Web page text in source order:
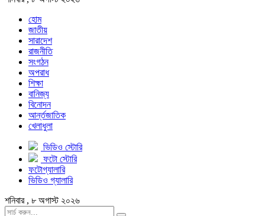
হোম
জাতীয়
সারাদেশ
রাজনীতি
সংগঠন
অপরাধ
শিক্ষা
বানিজ্য
বিনোদন
আর্ন্তজাতিক
খেলাধুলা
ভিডিও স্টোরি
ফটো স্টোরি
ফটোগ্যালারি
ভিডিও গ্যালারি
শনিবার , ৮ অগাস্ট ২০২৬